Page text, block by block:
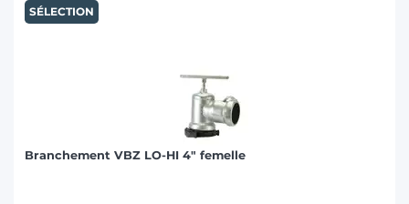
SÉLECTION
Branchement VBZ LO-HI 4" femelle